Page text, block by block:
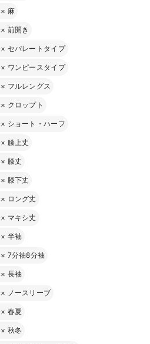
× 麻
× 前開き
× セパレートタイプ
× ワンピースタイプ
× フルレングス
× クロップト
× ショート・ハーフ
× 膝上丈
× 膝丈
× 膝下丈
× ロング丈
× マキシ丈
× 半袖
× 7分袖8分袖
× 長袖
× ノースリーブ
× 春夏
× 秋冬